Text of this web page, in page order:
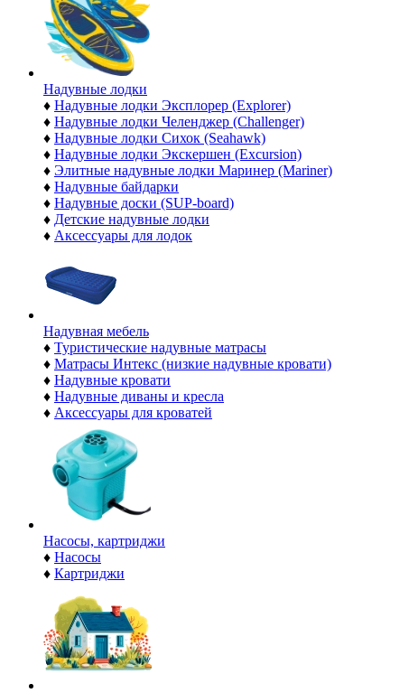
Надувные лодки
♦ Надувные лодки Эксплорер (Explorer)
♦ Надувные лодки Челенджер (Challenger)
♦ Надувные лодки Сихок (Seahawk)
♦ Надувные лодки Экскершен (Excursion)
♦ Элитные надувные лодки Маринер (Mariner)
♦ Надувные байдарки
♦ Надувные доски (SUP-board)
♦ Детские надувные лодки
♦ Аксессуары для лодок
Надувная мебель
♦ Туристические надувные матрасы
♦ Матрасы Интекс (низкие надувные кровати)
♦ Надувные кровати
♦ Надувные диваны и кресла
♦ Аксессуары для кроватей
Насосы, картриджи
♦ Насосы
♦ Картриджи